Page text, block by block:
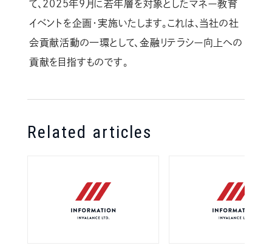
て、2025年9月に若年層を対象としたマネー教育
イベントを企画・実施いたします。これは、当社の社
会貢献活動の一環として、金融リテラシー向上への
貢献を目指すものです。
Related articles